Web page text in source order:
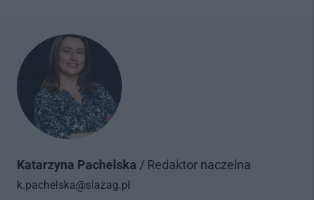
Katarzyna Pachelska / Redaktor naczelna
k.pachelska@slazag.pl